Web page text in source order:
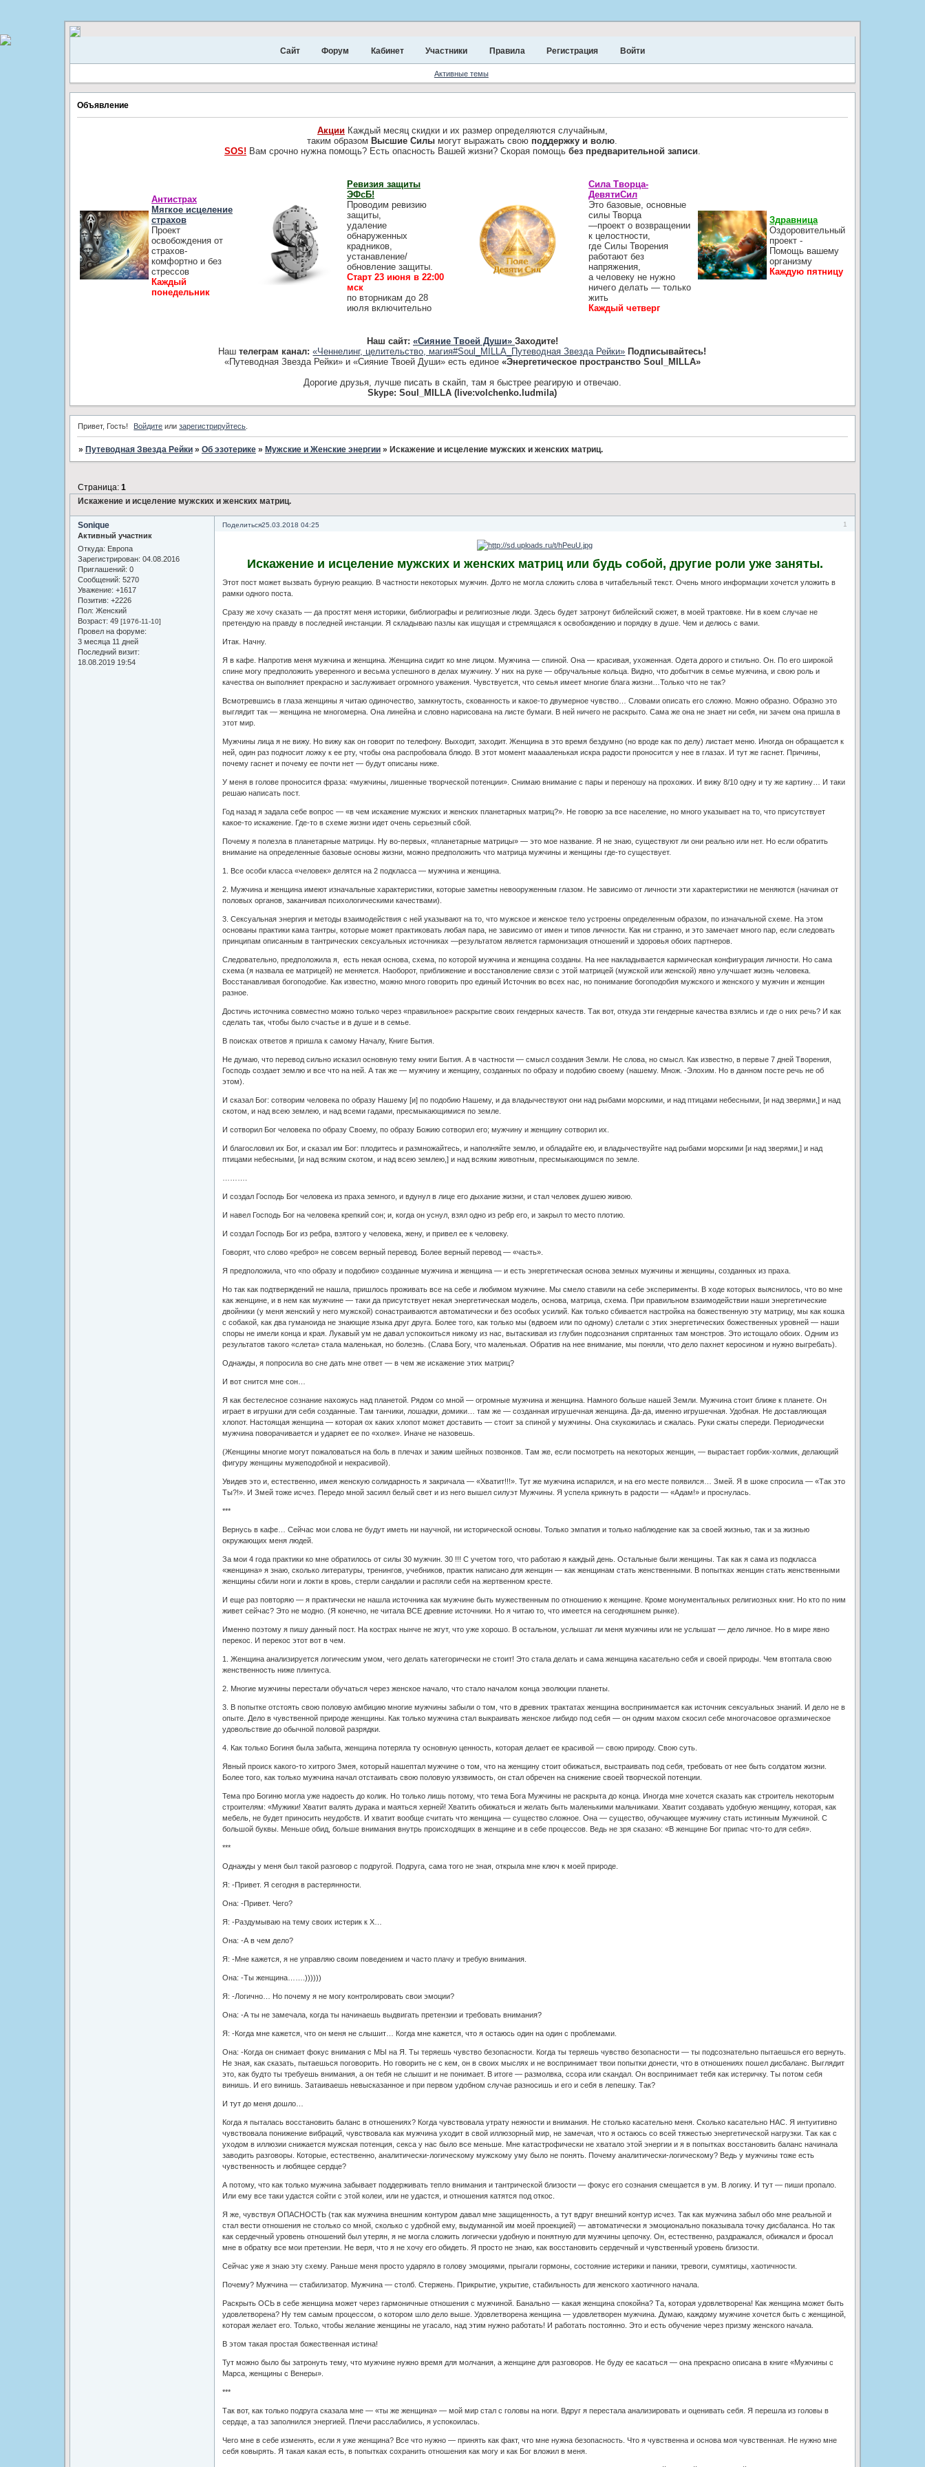
Сайт Форум Кабинет Участники Правила Регистрация Войти
Активные темы
Объявление
АкцииКаждый месяц скидки и их размер определяются случайным,
таким образом Высшие Силы могут выражать свою поддержку и волю
SOS! Вам срочно нужна помощь? Есть опасность Вашей жизни? Скорая помощь без предварительной записи
Антистрах
Мягкое исцеление
страхов
Проект
освобождения от
страхов-
комфортно и без
стрессов
Каждый
понедельник
Ревизия защиты
ЭФсБ!
Проводим ревизию
защиты,
удаление
обнаруженных
крадников,
устанавление/
обновление защиты.
Старт 23 июня в 22:00
мск
по вторникам до 28
июля включительно
Сила Творца-
ДевятиСил
Это базовые, основные
силы Творца
—проект о возвращении
к целостности,
где Силы Творения
работают без
напряжения,
а человеку не нужно
ничего делать — только
жить
Каждый четверг
Здравница
Оздоровительный
проект -
Помощь вашему
организму
Каждую пятницу
Наш сайт: «Сияние Твоей Души» Заходите!
Наштелеграм канал: «Ченнелинг, целительство, магия#Soul_MILLA_Путеводная Звезда Рейки» Подписывайтесь!
«Путеводная Звезда Рейки» и «Сияние Твоей Души» есть единое «Энергетическое пространство Soul_MILLA»
Дорогие друзья, лучше писать в скайп, там я быстрее реагирую и отвечаю.
Skype: Soul_MILLA (live:volchenko.ludmila)
Привет, Гость! Войдите илизарегистрируйтесь
» Путеводная Звезда Рейки » Об эзотерике » Мужские и Женские энергии » Искажение и исцеление мужских и женских матриц.
Искажение и исцеление мужских и женских матриц.
Страница: 1
Поделиться 1
25.03.2018 04:25
Sonique
Активный участник
Откуда: Европа
Зарегистрирован: 04.08.2016
Приглашений: 0
Сообщений: 5270
Уважение: +1617
Позитив: +2226
Пол: Женский
Возраст: 49 [1976-11-10]
Провел на форуме:
3 месяца 11 дней
Последний визит:
18.08.2019 19:54
Искажение и исцеление мужских и женских матриц или будь собой, другие роли уже заняты.
Этот пост может вызвать бурную реакцию. В частности некоторых мужчин. Долго не могла сложить слова в читабельный текст. Очень много информации хочется уложить в
рамки одного поста.
Сразу же хочу сказать — да простят меня историки, библиографы и религиозные люди. Здесь будет затронут библейский сюжет, в моей трактовке. Ни в коем случае не
претендую на правду в последней инстанции. Я складываю пазлы как ищущая и стремящаяся к освобождению и порядку в душе. Чем и делюсь с вами.
Итак. Начну.
Я в кафе. Напротив меня мужчина и женщина. Женщина сидит ко мне лицом. Мужчина — спиной. Она — красивая, ухоженная. Одета дорого и стильно. Он. По его широкой
спине могу предположить уверенного и весьма успешного в делах мужчину. У них на руке — обручальные кольца. Видно, что добытчик в семье мужчина, и свою роль и
качества он выполняет прекрасно и заслуживает огромного уважения. Чувствуется, что семья имеет многие блага жизни…Только что не так?
Всмотревшись в глаза женщины я читаю одиночество, замкнутость, скованность и какое-то двумерное чувство… Словами описать его сложно. Можно образно. Образно это
выглядит так — женщина не многомерна. Она линейна и словно нарисована на листе бумаги. В ней ничего не раскрыто. Сама же она не знает ни себя, ни зачем она пришла в
этот мир.
Мужчины лица я не вижу. Но вижу как он говорит по телефону. Выходит, заходит. Женщина в это время бездумно (но вроде как по делу) листает меню. Иногда он обращается к
ней, один раз подносит ложку к ее рту, чтобы она распробовала блюдо. В этот момент мааааленькая искра радости проносится у нее в глазах. И тут же гаснет. Причины,
почему гаснет и почему ее почти нет — будут описаны ниже.
У меня в голове проносится фраза: «мужчины, лишенные творческой потенции». Снимаю внимание с пары и переношу на прохожих. И вижу 8/10 одну и ту же картину… И таки
решаю написать пост.
Год назад я задала себе вопрос — «в чем искажение мужских и женских планетарных матриц?». Не говорю за все население, но много указывает на то, что присутствует
какое-то искажение. Где-то в схеме жизни идет очень серьезный сбой.
Почему я полезла в планетарные матрицы. Ну во-первых, «планетарные матрицы» — это мое название. Я не знаю, существуют ли они реально или нет. Но если обратить
внимание на определенные базовые основы жизни, можно предположить что матрица мужчины и женщины где-то существует.
1. Все особи класса «человек» делятся на 2 подкласса — мужчина и женщина.
2. Мужчина и женщина имеют изначальные характеристики, которые заметны невооруженным глазом. Не зависимо от личности эти характеристики не меняются (начиная от
половых органов, заканчивая психологическими качествами).
3. Сексуальная энергия и методы взаимодействия с ней указывают на то, что мужское и женское тело устроены определенным образом, по изначальной схеме. На этом
основаны практики кама тантры, которые может практиковать любая пара, не зависимо от имен и типов личности. Как ни странно, и это замечает много пар, если следовать
принципам описанным в тантрических сексуальных источниках —результатом является гармонизация отношений и здоровья обоих партнеров.
Следовательно, предположила я, есть некая основа, схема, по которой мужчина и женщина созданы. На нее накладывается кармическая конфигурация личности. Но сама
схема (я назвала ее матрицей) не меняется. Наоборот, приближение и восстановление связи с этой матрицей (мужской или женской) явно улучшает жизнь человека.
Восстанавливая богоподобие. Как известно, можно много говорить про единый Источник во всех нас, но понимание богоподобия мужского и женского у мужчин и женщин
разное.
Достичь источника совместно можно только через «правильное» раскрытие своих гендерных качеств. Так вот, откуда эти гендерные качества взялись и где о них речь? И как
сделать так, чтобы было счастье и в душе и в семье.
В поисках ответов я пришла к самому Началу, Книге Бытия.
Не думаю, что перевод сильно исказил основную тему книги Бытия. А в частности — смысл создания Земли. Не слова, но смысл. Как известно, в первые 7 дней Творения,
Господь создает землю и все что на ней. А так же — мужчину и женщину, созданных по образу и подобию своему (нашему. Множ. -Элохим. Но в данном посте речь не об
этом).
И сказал Бог: сотворим человека по образу Нашему [и] по подобию Нашему, и да владычествуют они над рыбами морскими, и над птицами небесными, [и над зверями,] и над
скотом, и над всею землею, и над всеми гадами, пресмыкающимися по земле.
И сотворил Бог человека по образу Своему, по образу Божию сотворил его; мужчину и женщину сотворил их.
И благословил их Бог, и сказал им Бог: плодитесь и размножайтесь, и наполняйте землю, и обладайте ею, и владычествуйте над рыбами морскими [и над зверями,] и над
птицами небесными, [и над всяким скотом, и над всею землею,] и над всяким животным, пресмыкающимся по земле.
И создал Господь Бог человека из праха земного, и вдунул в лице его дыхание жизни, и стал человек душею живою.
И навел Господь Бог на человека крепкий сон; и, когда он уснул, взял одно из ребр его, и закрыл то место плотию.
И создал Господь Бог из ребра, взятого у человека, жену, и привел ее к человеку.
Говорят, что слово «ребро» не совсем верный перевод. Более верный перевод — «часть».
Я предположила, что «по образу и подобию» созданные мужчина и женщина — и есть энергетическая основа земных мужчины и женщины, созданных из праха.
Но так как подтверждений не нашла, пришлось проживать все на себе и любимом мужчине. Мы смело ставили на себе эксперименты. В ходе которых выяснилось, что во мне
как женщине, и в нем как мужчине — таки да присутствует некая энергетическая модель, основа, матрица, схема. При правильном взаимодействии наши энергетические
двойники (у меня женский у него мужской) сонастраиваются автоматически и без особых усилий. Как только сбивается настройка на божественную эту матрицу, мы как кошка
с собакой, как два гуманоида не знающие языка друг друга. Более того, как только мы (вдвоем или по одному) слетали с этих энергетических божественных уровней — наши
споры не имели конца и края. Лукавый ум не давал успокоиться никому из нас, вытаскивая из глубин подсознания спрятанных там монстров. Это истощало обоих. Одним из
результатов такого «слета» стала маленькая, но болезнь. (Слава Богу, что маленькая. Обратив на нее внимание, мы поняли, что дело пахнет керосином и нужно выгребать).
Однажды, я попросила во сне дать мне ответ — в чем же искажение этих матриц?
И вот снится мне сон…
Я как бестелесное сознание нахожусь над планетой. Рядом со мной — огромные мужчина и женщина. Намного больше нашей Земли. Мужчина стоит ближе к планете. Он
играет в игрушки для себя созданные. Там танчики, лошадки, домики… там же — созданная игрушечная женщина. Да-да, именно игрушечная. Удобная. Не доставляющая
хлопот. Настоящая женщина — которая ох каких хлопот может доставить — стоит за спиной у мужчины. Она скукожилась и сжалась. Руки сжаты спереди. Периодически
мужчина поворачивается и ударяет ее по «холке». Иначе не назовешь.
(Женщины многие могут пожаловаться на боль в плечах и зажим шейных позвонков. Там же, если посмотреть на некоторых женщин, — вырастает горбик-холмик, делающий
фигуру женщины мужеподобной и некрасивой).
Увидев это и, естественно, имея женскую солидарность я закричала — «Хватит!!!». Тут же мужчина испарился, и на его месте появился… Змей. Я в шоке спросила — «Так это
Ты?!». И Змей тоже исчез. Передо мной засиял белый свет и из него вышел силуэт Мужчины. Я успела крикнуть в радости — «Адам!» и проснулась.
***
Вернусь в кафе… Сейчас мои слова не будут иметь ни научной, ни исторической основы. Только эмпатия и только наблюдение как за своей жизнью, так и за жизнью
окружающих меня людей.
За мои 4 года практики ко мне обратилось от силы 30 мужчин. 30 !!! С учетом того, что работаю я каждый день. Остальные были женщины. Так как я сама из подкласса
«женщина» я знаю, сколько литературы, тренингов, учебников, практик написано для женщин — как женщинам стать женственными. В попытках женщин стать женственными
женщины сбили ноги и локти в кровь, стерли сандалии и распяли себя на жертвенном кресте.
И еще раз повторяю — я практически не нашла источника как мужчине быть мужественным по отношению к женщине. Кроме монументальных религиозных книг. Но кто по ним
живет сейчас? Это не модно. (Я конечно, не читала ВСЕ древние источники. Но я читаю то, что имеется на сегодняшнем рынке).
Именно поэтому я пишу данный пост. На кострах нынче не жгут, что уже хорошо. В остальном, услышат ли меня мужчины или не услышат — дело личное. Но в мире явно
перекос. И перекос этот вот в чем.
1. Женщина анализируется логическим умом, чего делать категорически не стоит! Это стала делать и сама женщина касательно себя и своей природы. Чем втоптала свою
женственность ниже плинтуса.
2. Многие мужчины перестали обучаться через женское начало, что стало началом конца эволюции планеты.
3. В попытке отстоять свою половую амбицию многие мужчины забыли о том, что в древних трактатах женщина воспринимается как источник сексуальных знаний. И дело не в
опыте. Дело в чувственной природе женщины. Как только мужчина стал выкраивать женское либидо под себя — он одним махом скосил себе многочасовое оргазмическое
удовольствие до обычной половой разрядки.
4. Как только Богиня была забыта, женщина потеряла ту основную ценность, которая делает ее красивой — свою природу. Свою суть.
Явный происк какого-то хитрого Змея, который нашептал мужчине о том, что на женщину стоит обижаться, выстраивать под себя, требовать от нее быть солдатом жизни.
Более того, как только мужчина начал отстаивать свою половую уязвимость, он стал обречен на снижение своей творческой потенции.
Тема про Богиню могла уже надоесть до колик. Но только лишь потому, что тема Бога Мужчины не раскрыта до конца. Иногда мне хочется сказать как строитель некоторым
строителям: «Мужики! Хватит валять дурака и маяться херней! Хватить обижаться и желать быть маленькими мальчиками. Хватит создавать удобную женщину, которая, как
мебель, не будет приносить неудобств. И хватит вообще считать что женщина — существо сложное. Она — существо, обучающее мужчину стать истинным Мужчиной. С
большой буквы. Меньше обид, больше внимания внутрь происходящих в женщине и в себе процессов. Ведь не зря сказано: «В женщине Бог припас что-то для себя».
***
Однажды у меня был такой разговор с подругой. Подруга, сама того не зная, открыла мне ключ к моей природе.
Я: -Привет. Я сегодня в растерянности.
Она: -Привет. Чего?
Я: -Раздумываю на тему своих истерик к Х…
Она: -А в чем дело?
Я: -Мне кажется, я не управляю своим поведением и часто плачу и требую внимания.
Она: -Ты женщина…….))))))
Я: -Логично… Но почему я не могу контролировать свои эмоции?
Она: -А ты не замечала, когда ты начинаешь выдвигать претензии и требовать внимания?
Я: -Когда мне кажется, что он меня не слышит… Когда мне кажется, что я остаюсь один на один с проблемами.
Она: -Когда он снимает фокус внимания с МЫ на Я. Ты теряешь чувство безопасности. Когда ты теряешь чувство безопасности — ты подсознательно пытаешься его вернуть.
Не зная, как сказать, пытаешься поговорить. Но говорить не с кем, он в своих мыслях и не воспринимает твои попытки донести, что в отношениях пошел дисбаланс. Выглядит
это, как будто ты требуешь внимания, а он тебя не слышит и не понимает. В итоге — размолвка, ссора или скандал. Он воспринимает тебя как истеричку. Ты потом себя
винишь. И его винишь. Затаиваешь невысказанное и при первом удобном случае разносишь и его и себя в лепешку. Так?
И тут до меня дошло…
Когда я пыталась восстановить баланс в отношениях? Когда чувствовала утрату нежности и внимания. Не столько касательно меня. Сколько касательно НАС. Я интуитивно
чувствовала понижение вибраций, чувствовала как мужчина уходит в свой иллюзорный мир, не замечая, что я остаюсь со всей тяжестью энергетической нагрузки. Так как с
уходом в иллюзии снижается мужская потенция, секса у нас было все меньше. Мне катастрофически не хватало этой энергии и я в попытках восстановить баланс начинала
заводить разговоры. Которые, естественно, аналитически-логическому мужскому уму было не понять. Почему аналитически-логическому? Ведь у мужчины тоже есть
чувственность и любящее сердце?
А потому, что как только мужчина забывает поддерживать тепло внимания и тантрической близости — фокус его сознания смещается в ум. В логику. И тут — пиши пропало.
Или ему все таки удастся сойти с этой колеи, или не удастся, и отношения катятся под откос.
Я же, чувствуя ОПАСНОСТЬ (так как мужчина внешним контуром давал мне защищенность, а тут вдруг внешний контур исчез. Так как мужчина забыл обо мне реальной и
стал вести отношения не столько со мной, сколько с удобной ему, выдуманной им моей проекцией) — автоматически я эмоционально показывала точку дисбаланса. Но так
как сердечный уровень отношений был утерян, я не могла сложить логически удобную и понятную для мужчины цепочку. Он, естественно, раздражался, обижался и бросал
мне в обратку все мои претензии. Не веря, что я не хочу его обидеть. Я просто не знаю, как восстановить сердечный и чувственный уровень близости.
Сейчас уже я знаю эту схему. Раньше меня просто ударяло в голову эмоциями, прыгали гормоны, состояние истерики и паники, тревоги, сумятицы, хаотичности.
Почему? Мужчина — стабилизатор. Мужчина — столб. Стержень. Прикрытие, укрытие, стабильность для женского хаотичного начала.
Раскрыть ОСЬ в себе женщина может через гармоничные отношения с мужчиной. Банально — какая женщина спокойна? Та, которая удовлетворена! Как женщина может быть
удовлетворена? Ну тем самым процессом, о котором шло дело выше. Удовлетворена женщина — удовлетворен мужчина. Думаю, каждому мужчине хочется быть с женщиной,
которая желает его. Только, чтобы желание женщины не угасало, над этим нужно работать! И работать постоянно. Это и есть обучение через призму женского начала.
В этом такая простая божественная истина!
Тут можно было бы затронуть тему, что мужчине нужно время для молчания, а женщине для разговоров. Не буду ее касаться — она прекрасно описана в книге «Мужчины с
Марса, женщины с Венеры».
***
Так вот, как только подруга сказала мне — «ты же женщина» — мой мир стал с головы на ноги. Вдруг я перестала анализировать и оценивать себя. Я перешла из головы в
сердце, а таз заполнился энергией. Плечи расслабились, я успокоилась.
Чего мне в себе изменять, если я уже женщина? Все что нужно — принять как факт, что мне нужна безопасность. Что я чувственна и основа моя чувственная. Не нужно мне
себя ковырять. Я такая какая есть, в попытках сохранить отношения как могу и как Бог вложил в меня.